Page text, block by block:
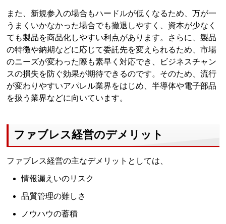
また、新規参入の場合もハードルが低くなるため、万が一
うまくいかなかった場合でも撤退しやすく、資本が少なく
ても製品を商品化しやすい利点があります。さらに、製品
の特徴や納期などに応じて委託先を変えられるため、市場
のニーズが変わった際も素早く対応でき、ビジネスチャン
スの損失を防ぐ効果が期待できるのです。そのため、流行
が変わりやすいアパレル業界をはじめ、半導体や電子部品
を扱う業界などに向いています。
ファブレス経営のデメリット
ファブレス経営の主なデメリットとしては、
情報漏えいのリスク
品質管理の難しさ
ノウハウの蓄積